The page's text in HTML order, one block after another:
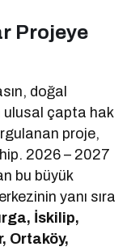
Projeye
doğal
ulusal çapta hak
proje,
2026 – 2027
bu büyük
yanı sıra
İskilip,
Ortaköy,